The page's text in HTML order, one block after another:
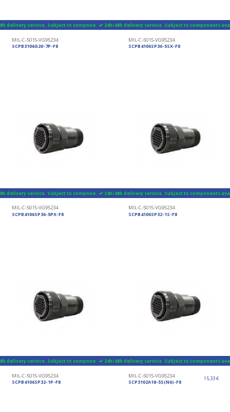
delivery service. Subject to components availability
MIL-C-5015-VG95234
SCPB3106G20-7P-F8
24h/48h delivery service. Subject to components
MIL-C-5015-VG95234
SCPB4106SP36-5SX-F8
delivery service. Subject to components availability
MIL-C-5015-VG95234
SCPB4106SP36-5PX-F8
24h/48h delivery service. Subject to components
MIL-C-5015-VG95234
SCPB4106SP32-1S-F8
delivery service. Subject to components availability
MIL-C-5015-VG95234
SCPB4106SP32-1P-F8
24h/48h delivery service. Subject to components
MIL-C-5015-VG95234
SCP3102A18-5S(N6)-F8
15,33 €